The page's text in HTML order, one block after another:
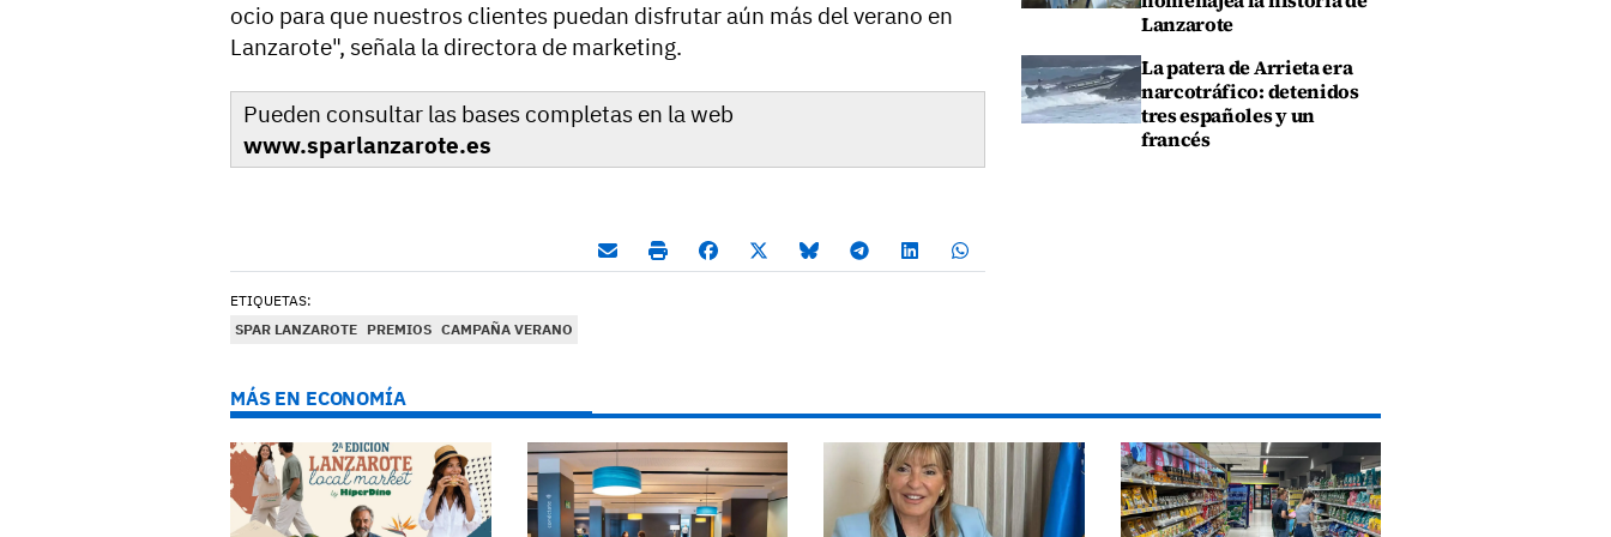
ocio para que nuestros clientes puedan disfrutar aún más del verano en
Lanzarote", señala la directora de marketing.
Pueden consultar las bases completas en la web
www.sparlanzarote.es
ETIQUETAS:
SPAR LANZAROTE PREMIOS CAMPAÑA VERANO
Lanzarote
La patera de Arrieta era
narcotráfico: detenidos
tres españoles y un
francés
MÁS EN ECONOMÍA